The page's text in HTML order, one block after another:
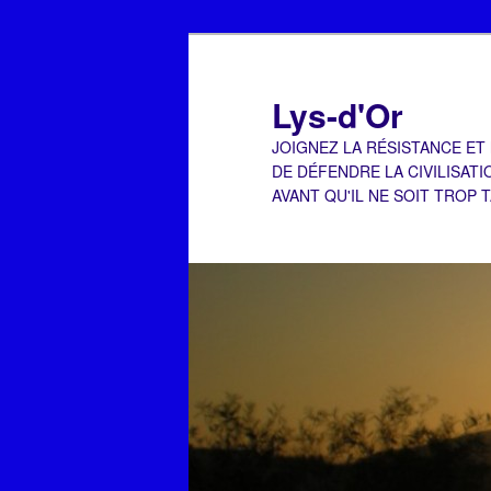
Lys-d'Or
JOIGNEZ LA RÉSISTANCE
DE DÉFENDRE LA
AVANT QU'IL NE SOIT TROP